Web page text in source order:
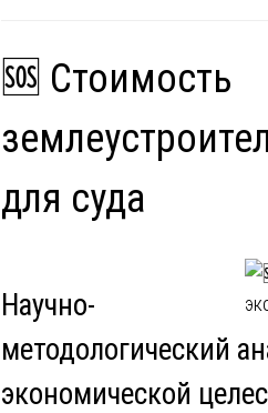
🆘 Стоимость
для суда
Научно-
методологический
экономической